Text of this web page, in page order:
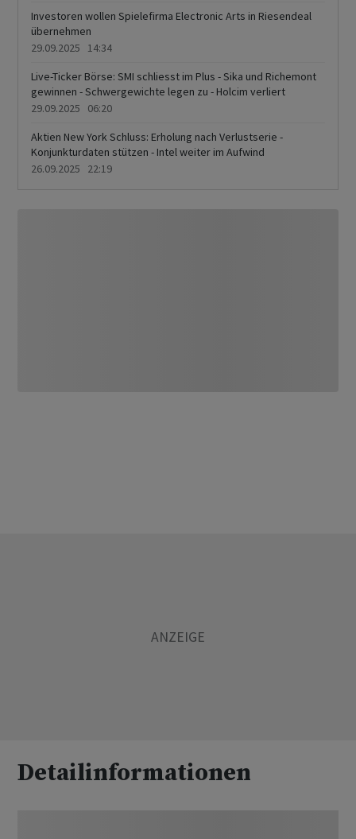
Investoren wollen Spielefirma Electronic Arts in Riesendeal
übernehmen
29.09.2025 14:34
Live-Ticker Börse: SMI schliesst im Plus - Sika und Richemont
gewinnen - Schwergewichte legen zu - Holcim verliert
29.09.2025 06:20
Aktien New York Schluss: Erholung nach Verlustserie -
Konjunkturdaten stützen - Intel weiter im Aufwind
26.09.2025 22:19
Detailinformationen